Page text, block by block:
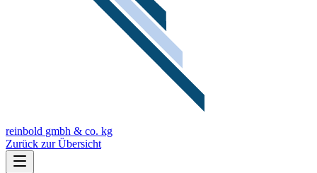
reinbold gmbh & co. kg
Zurück zur Übersicht